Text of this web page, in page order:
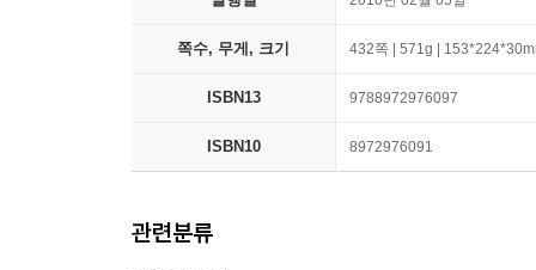
쪽수, 무게, 크기 432쪽 | 571g |
ISBN13 9788972976097
ISBN10 8972976091
관련분류